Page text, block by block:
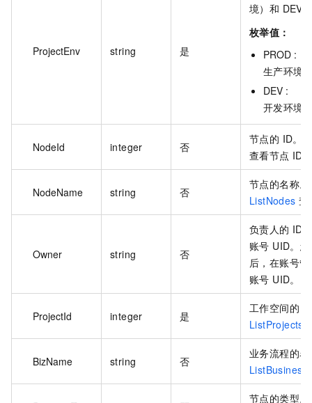
ProjectEnv string 是
境）和 DEV
枚举值：
PROD :
生产环境
DEV :
开发环境
NodeId integer 否
节点的 ID。
查看节点 ID
NodeName string 否
节点的名称
ListNodes 查
Owner string 否
负责人的 ID
账号 UID。
后，在账号
账号 UID。
ProjectId integer 是
工作空间的
ListProjects
BizName string 否
业务流程的
ListBusiness
节点的类型